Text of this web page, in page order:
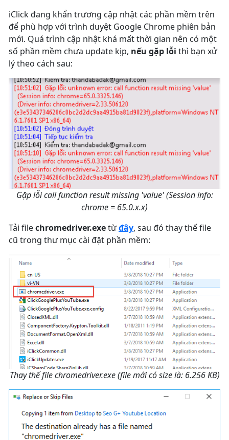
iClick đang khẩn trương cập nhật các phần mềm trên
để phù hợp với trình duyệt Google Chrome phiên bản
mới. Quá trình cập nhật khá mất thời gian nên có một
số phần mềm chưa update kịp, nếu gặp lỗi thì bạn xử
lý theo cách sau:
Gặp lỗi call function result missing 'value' (Session info:
chrome = 65.0.x.x)
Tải filechromedriver.exetừđây, sau đó thay thế file
cũ trong thư mục cài đặt phần mềm:
Thay thế file chromedriver.exe (file mới có size là: 6.256 KB)